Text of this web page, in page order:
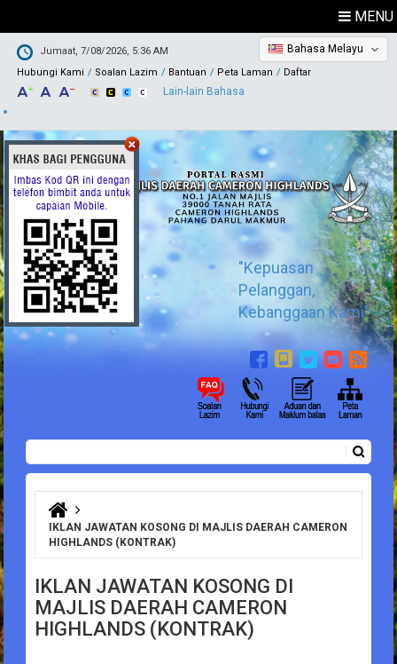
MENU
Jumaat, 7/08/2026, 5:36 AM
Hubungi Kami
Soalan Lazim Bantuan Peta Laman Daftar
Bahasa Melayu
Lain-lain Bahasa
"Kepuasan
Pelanggan,
Kebanggaan Kami"
Borang carian
Anda di sini
IKLAN JAWATAN KOSONG DI MAJLIS DAERAH CAMERON
HIGHLANDS (KONTRAK)
IKLAN JAWATAN KOSONG DI
MAJLIS DAERAH CAMERON
HIGHLANDS (KONTRAK)